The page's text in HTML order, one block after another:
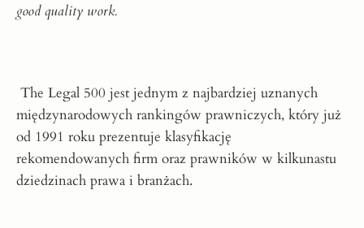
good quality work.
The Legal 500 jest jednym z najbardziej uznanych
międzynarodowych rankingów prawniczych, który już
od 1991 roku prezentuje klasyfikację
rekomendowanych firm oraz prawników w kilkunastu
dziedzinach prawa i branżach.